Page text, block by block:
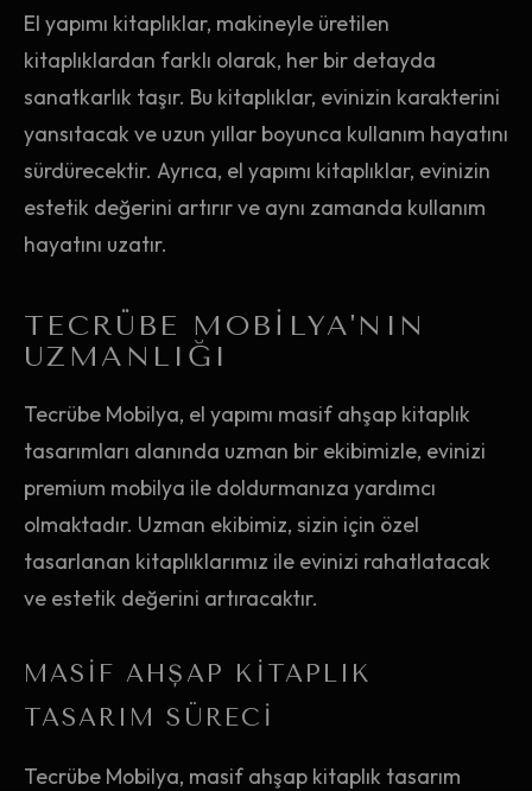
El yapımı kitaplıklar, makineyle üretilen
kitaplıklardan farklı olarak, her bir detayda
sanatkarlık taşır. Bu kitaplıklar, evinizin karakterini
yansıtacak ve uzun yıllar boyunca kullanım hayatını
sürdürecektir. Ayrıca, el yapımı kitaplıklar, evinizin
estetik değerini artırır ve aynı zamanda kullanım
hayatını uzatır.
TECRÜBE MOBILYA'NIN
UZMANLIĞI
Tecrübe Mobilya, el yapımı masif ahşap kitaplık
tasarımları alanında uzman bir ekibimizle, evinizi
premium mobilya ile doldurmanıza yardımcı
olmaktadır. Uzman ekibimiz, sizin için özel
tasarlanan kitaplıklarımız ile evinizi rahatlatacak
ve estetik değerini artıracaktır.
MASIF AHŞAP KITAPLIK
TASARIM SÜRECI
Tecrübe Mobilya, masif ahşap kitaplık tasarım